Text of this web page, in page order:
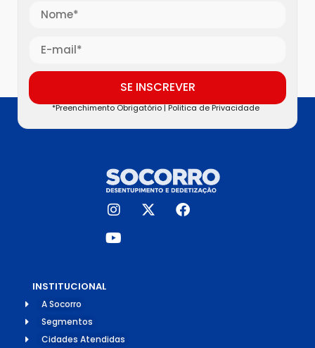
SE INSCREVER
*Preenchimento Obrigatório |Politica de Privacidade
INSTITUCIONAL
A Socorro
Segmentos
Cidades Atendidas